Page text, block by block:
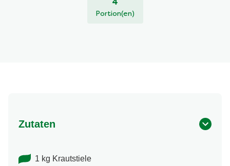
4
Portion(en)
Zutaten
1 kg Krautstiele